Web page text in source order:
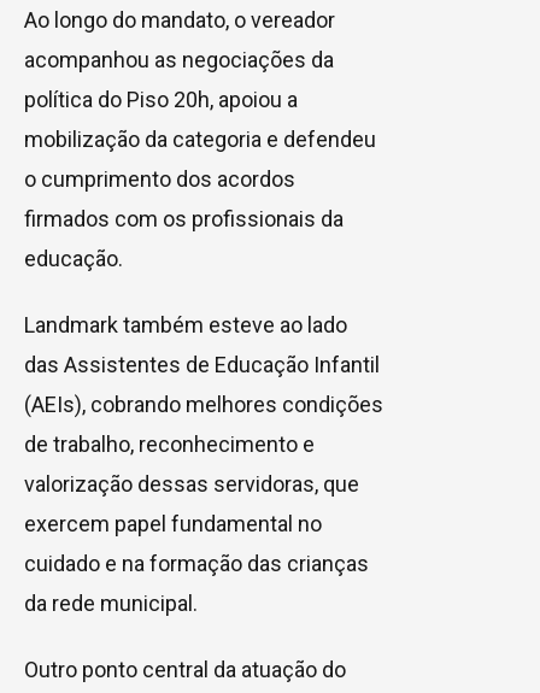
Ao longo do mandato, o vereador
acompanhou as negociações da
política do Piso 20h, apoiou a
mobilização da categoria e defendeu
o cumprimento dos acordos
firmados com os profissionais da
educação.
Landmark também esteve ao lado
das Assistentes de Educação Infantil
(AEIs), cobrando melhores condições
de trabalho, reconhecimento e
valorização dessas servidoras, que
exercem papel fundamental no
cuidado e na formação das crianças
da rede municipal.
Outro ponto central da atuação do